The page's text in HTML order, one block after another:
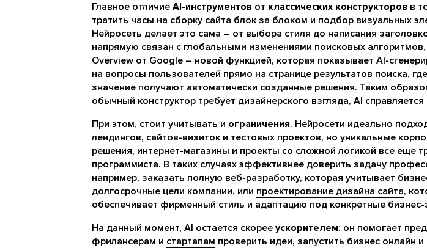
Главное отличие AI-инструментов от классических конструкторов в
тратить часы на сборку сайта блок за блоком и подбор визуальных
Нейросеть делает это сама – от выбора стиля до написания
напрямую связан с глобальными изменениями поисковых
Overview от Google – новой функцией, которая показывает AI-
на вопросы пользователей прямо на странице результатов поиска,
значение получают автоматически созданные решения. Таким
обычный конструктор требует дизайнерского взгляда, AI
При этом, стоит учитывать и ограничения. Нейросети идеально
лендингов, сайтов-визиток и тестовых проектов, но уникальные
решения, интернет-магазины и проекты со сложной логикой все еще
программиста. В таких случаях эффективнее доверить задачу
например, заказать полную веб-разработку, которая учитывает
долгосрочные цели компании, или проектирование дизайна сайта,
обеспечивает фирменный стиль и адаптацию под конкретные бизнес-
На данный момент, AI остается скорее ускорителем: он помогает
фрилансерам и стартапам проверить идеи, запустить бизнес онлайн